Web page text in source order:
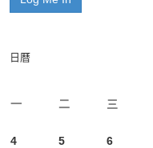
日曆
一
二 三
4
5 6